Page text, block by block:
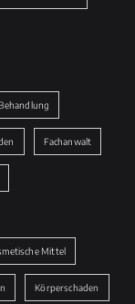
Fachanwalt
Mittel
Körperschaden